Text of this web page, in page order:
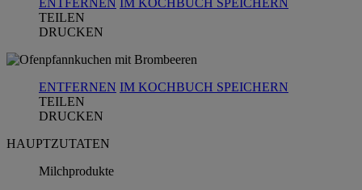
TEILEN
DRUCKEN
ENTFERNEN IM KOCHBUCH SPEICHERN
TEILEN
DRUCKEN
HAUPTZUTATEN
Milchprodukte